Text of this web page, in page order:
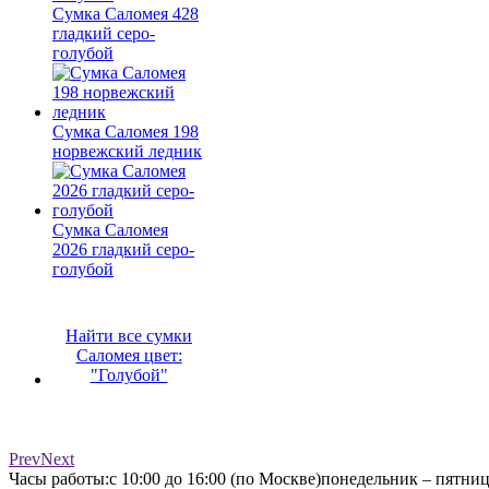
Сумка Саломея 428
гладкий серо-
голубой
Сумка Саломея 198
норвежский ледник
Сумка Саломея
2026 гладкий серо-
голубой
Найти все сумки
Саломея цвет:
"Голубой"
PrevNext
Часы работы:с 10:00 до 16:00 (по Москве)понедельник –